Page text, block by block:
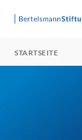
STARTSEITE